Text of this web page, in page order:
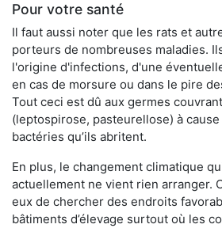
Pour votre santé
Il faut aussi noter que les rats et
porteurs de nombreuses maladies.
l'origine d'infections, d'une
en cas de morsure ou dans le pire
Tout ceci est dû aux germes
(leptospirose, pasteurellose) à
bactéries qu’ils abritent.
En plus, le changement climatique
actuellement ne vient rien arranger.
eux de chercher des endroits
bâtiments d’élevage surtout où les